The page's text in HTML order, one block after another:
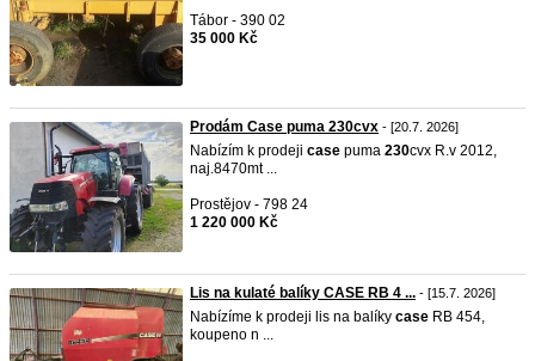
Tábor - 390 02
35 000 Kč
Prodám Case puma 230cvx - [20.7. 2026]
Nabízím k prodeji case puma 230cvx R.v 2012,
naj.8470mt ...
Prostějov - 798 24
1 220 000 Kč
Lis na kulaté balíky CASE RB 4 ... - [15.7. 2026]
Nabízíme k prodeji lis na balíky case RB 454,
koupeno n ...